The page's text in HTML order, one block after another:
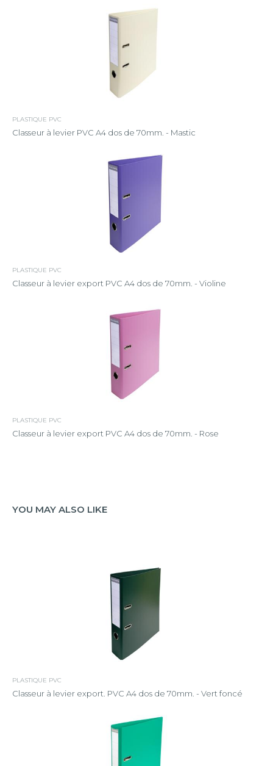
PLASTIQUE PVC
Classeur à levier PVC A4 dos de 70mm. - Mastic
PLASTIQUE PVC
Classeur à levier export PVC A4 dos de 70mm. - Violine
PLASTIQUE PVC
Classeur à levier export PVC A4 dos de 70mm. - Rose
YOU MAY ALSO LIKE
PLASTIQUE PVC
Classeur à levier export. PVC A4 dos de 70mm. - Vert foncé